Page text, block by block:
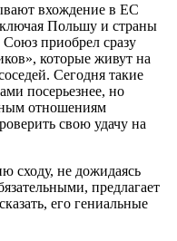
вхождение в ЕС
Польшу и страны
приобрел сразу
которые живут на
Сегодня такие
посерьезнее, но
отношениям
свою удачу на
сходу, не дожидаясь
предлагает
его гениальные